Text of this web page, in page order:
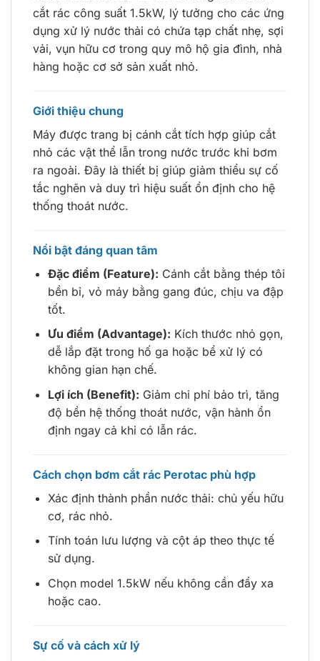
cắt rác công suất 1.5kW, lý tưởng cho các ứng
dụng xử lý nước thải có chứa tạp chất nhẹ, sợi
vải, vụn hữu cơ trong quy mô hộ gia đình, nhà
hàng hoặc cơ sở sản xuất nhỏ.
Giới thiệu chung
Máy được trang bị cánh cắt tích hợp giúp cắt
nhỏ các vật thể lẫn trong nước trước khi bơm
ra ngoài. Đây là thiết bị giúp giảm thiểu sự cố
tắc nghẽn và duy trì hiệu suất ổn định cho hệ
thống thoát nước.
Nổi bật đáng quan tâm
Đặc điểm (Feature): Cánh cắt bằng thép tôi
bền bỉ, vỏ máy bằng gang đúc, chịu va đập
tốt.
Ưu điểm (Advantage): Kích thước nhỏ gọn,
dễ lắp đặt trong hố ga hoặc bể xử lý có
không gian hạn chế.
Lợi ích (Benefit): Giảm chi phí bảo trì, tăng
độ bền hệ thống thoát nước, vận hành ổn
định ngay cả khi có lẫn rác.
Cách chọn bơm cắt rác Perotac phù hợp
Xác định thành phần nước thải: chủ yếu hữu
cơ, rác nhỏ.
Tính toán lưu lượng và cột áp theo thực tế
sử dụng.
Chọn model 1.5kW nếu không cần đẩy xa
hoặc cao.
Sự cố và cách xử lý